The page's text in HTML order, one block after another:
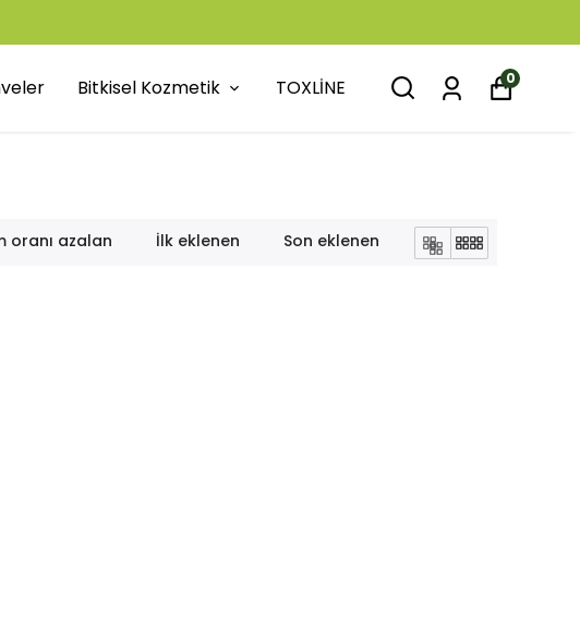
Bitkisel Kozmetik TOXLİNE 0
oranı azalan İlk eklenen Son eklenen